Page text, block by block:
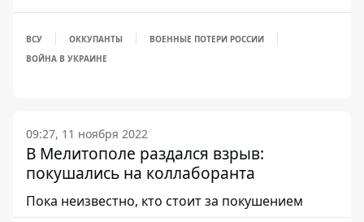
ВСУ ОККУПАНТЫ
ВОЕННЫЕ ПОТЕРИ РОССИИ
ВОЙНА В УКРАИНЕ
09:27, 11 ноября 2022
В Мелитополе раздался взрыв:
покушались на коллаборанта
Пока неизвестно, кто стоит за покушением